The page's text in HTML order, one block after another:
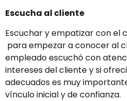
Escucha al cliente
Escuchar y empatizar con el
para empezar a conocer al
empleado escuchó con
intereses del cliente y si
adecuados es muy
vínculo inicial y de confianza.